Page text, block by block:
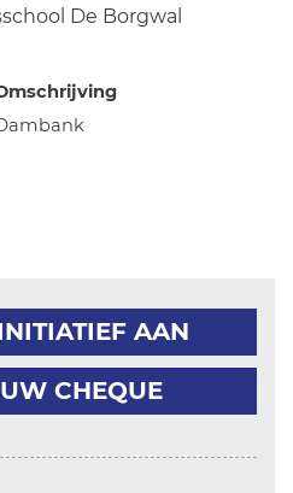
De Borgwal
AAN
CHEQUE